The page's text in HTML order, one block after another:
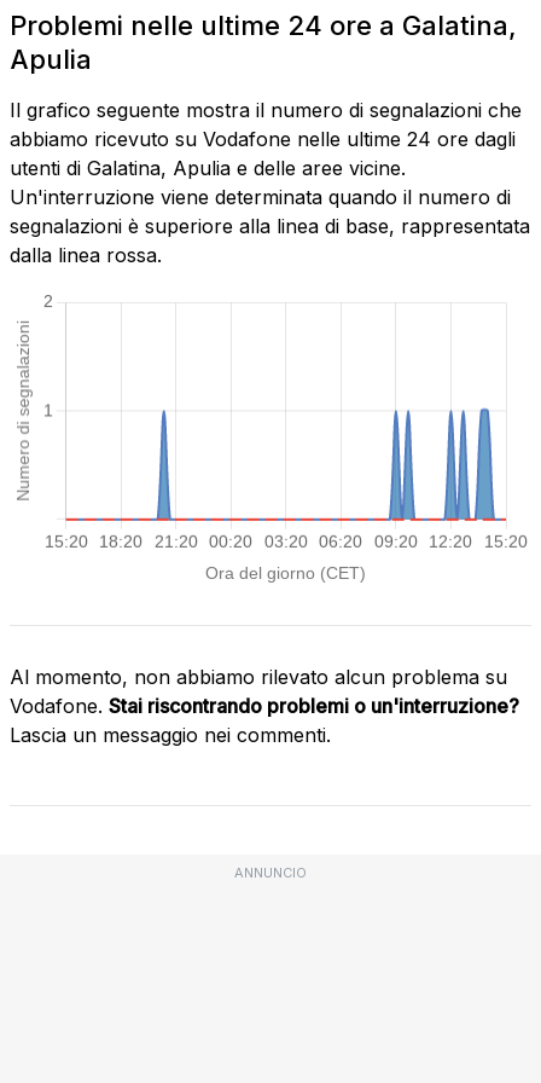
Problemi nelle ultime 24 ore a Galatina,
Apulia
Il grafico seguente mostra il numero di segnalazioni che
abbiamo ricevuto su Vodafone nelle ultime 24 ore dagli
utenti di Galatina, Apulia e delle aree vicine.
Un'interruzione viene determinata quando il numero di
segnalazioni è superiore alla linea di base, rappresentata
dalla linea rossa.
Al momento, non abbiamo rilevato alcun problema su
Vodafone. Stai riscontrando problemi o un'interruzione?
Lascia un messaggio nei commenti.
ANNUNCIO